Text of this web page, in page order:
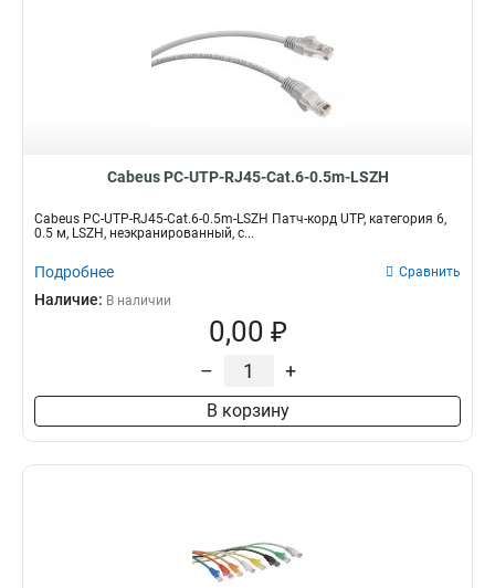
Cabeus PC-UTP-RJ45-Cat.6-0.5m-LSZH
Cabeus PC-UTP-RJ45-Cat.6-0.5m-LSZH Патч-корд UTP, категория 6,
0.5 м, LSZH, неэкранированный, с...
Подробнее Сравнить
Наличие: В наличии
0,00 ₽
– +
В корзину